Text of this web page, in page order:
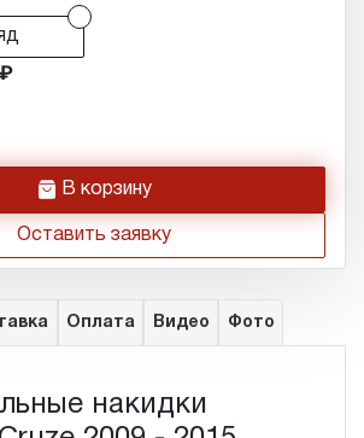
h В корзину
Оставить заявку
Оплата Видео Фото
накидки